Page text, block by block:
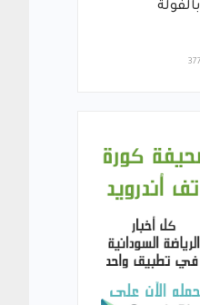
بالفولة